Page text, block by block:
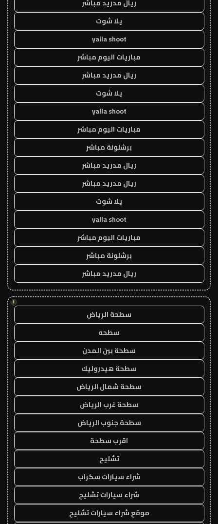
ريال مدريد مباشر
يلا شوت
yalla shoot
مباريات اليوم مباشر
ريال مدريد مباشر
يلا شوت
yalla shoot
مباريات اليوم مباشر
برشلونة مباشر
ريال مدريد مباشر
ريال مدريد مباشر
يلا شوت
yalla shoot
مباريات اليوم مباشر
برشلونة مباشر
ريال مدريد مباشر
!
سطحة الرياض
سطحه
سطحة بين المدن
سطحة هيدروليك
سطحة شمال الرياض
سطحة غرب الرياض
سطحة جنوب الرياض
اقرب سطحة
تشليح
شراء سيارات سكراب
شراء سيارات تشليح
موقع شراء سيارات تشليح